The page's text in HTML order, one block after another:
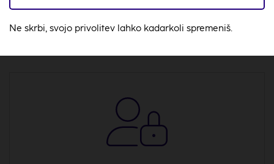
Ne skrbi, svojo privolitev lahko kadarkoli spremeniš.